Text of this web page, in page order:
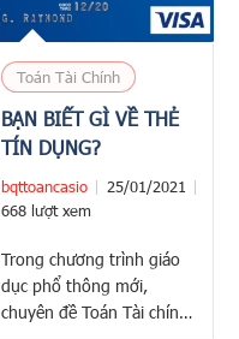
Toán Tài Chính
BẠN BIẾT GÌ VỀ THẺ
TÍN DỤNG?
bqttoancasio
25/01/2021
668 lượt xem
Trong chương trình giáo
dục phổ thông mới,
chuyên đề Toán Tài chính